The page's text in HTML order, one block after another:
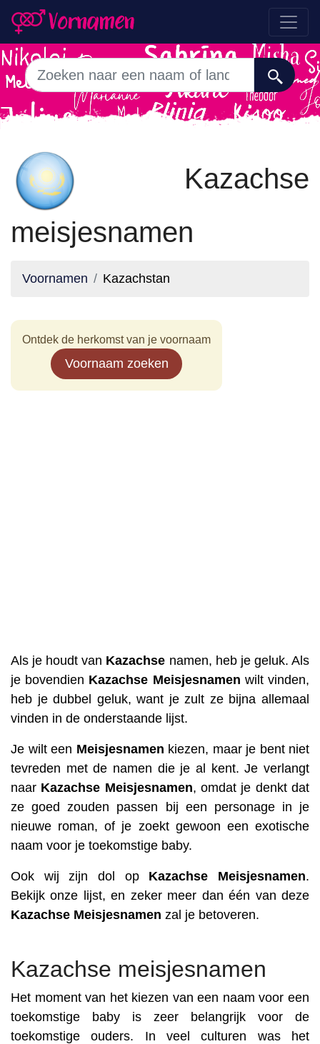
Kazachse
meisjesnamen
Voornamen Kazachstan
Ontdek de herkomst van je voornaam
Voornaam zoeken
Als je houdt van Kazachse namen, heb je geluk. Als
je bovendien Kazachse Meisjesnamen wilt vinden,
heb je dubbel geluk, want je zult ze bijna allemaal
vinden in de onderstaande lijst.
Je wilt een Meisjesnamen kiezen, maar je bent niet
tevreden met de namen die je al kent. Je verlangt
naar Kazachse Meisjesnamen, omdat je denkt dat
ze goed zouden passen bij een personage in je
nieuwe roman, of je zoekt gewoon een exotische
naam voor je toekomstige baby.
Ook wij zijn dol op Kazachse Meisjesnamen.
Bekijk onze lijst, en zeker meer dan één van deze
Kazachse Meisjesnamen zal je betoveren.
Kazachse meisjesnamen
Het moment van het kiezen van een naam voor een
toekomstige baby is zeer belangrijk voor de
toekomstige ouders. In veel culturen was het